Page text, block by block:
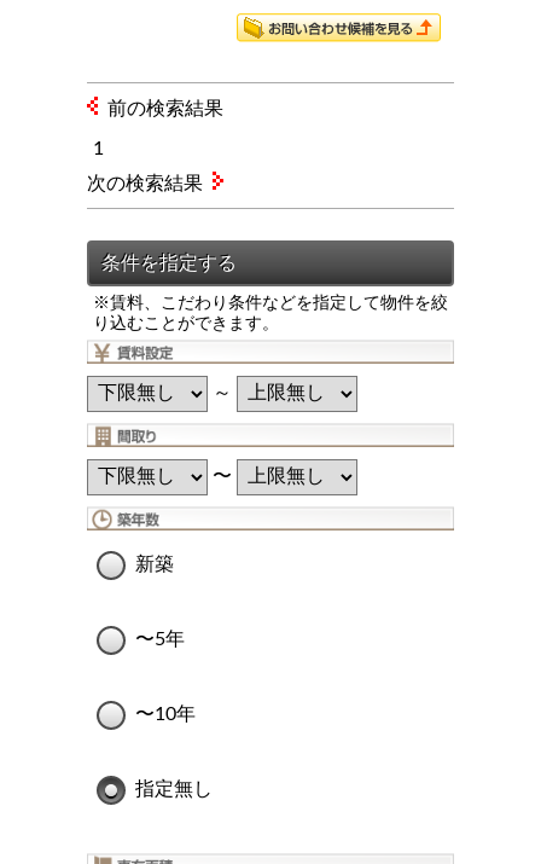
※賃料、こだわり条件などを指定して物件を絞
り込むことができます。
～
〜
新築
〜5年
〜10年
指定無し
前の検索結果
1